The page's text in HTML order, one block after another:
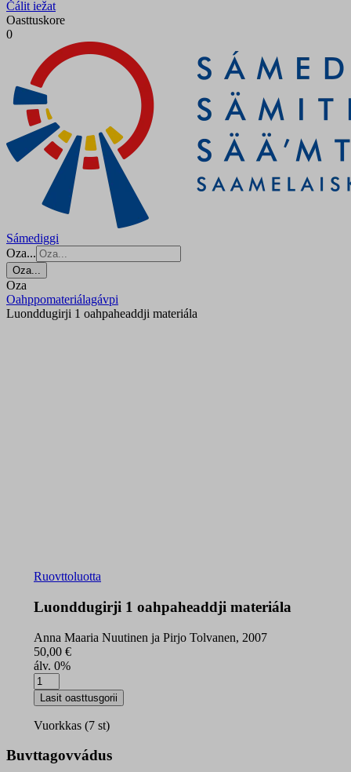
Čálit iežat
Oasttuskore
0
Sámediggi
Oza...
Oza...
Oza
Oahppomateriálagávpi
Luonddugirji 1 oahpaheaddji materiála
Ruovttoluotta
Luonddugirji 1 oahpaheaddji materiála
Anna Maaria Nuutinen ja Pirjo Tolvanen, 2007
50,00 €
álv. 0%
Luonddugirji
1
oahpaheaddji
materiála
Lasit oasttusgorii
Vuorkkas (7 st)
Buvttagovvádus